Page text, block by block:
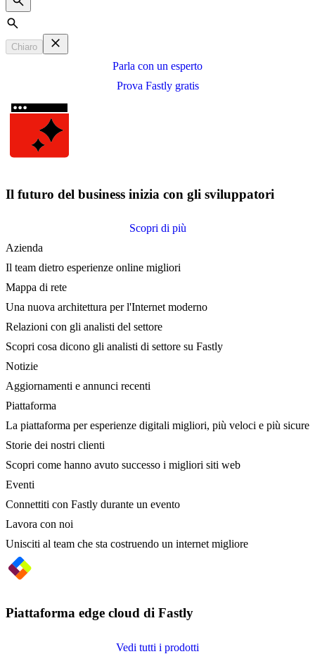
Search
Chiaro
Parla con un esperto
Prova Fastly gratis
Il futuro del business inizia con gli sviluppatori
Scopri di più
Azienda
Il team dietro esperienze online migliori
Mappa di rete
Una nuova architettura per l'Internet moderno
Relazioni con gli analisti del settore
Scopri cosa dicono gli analisti di settore su Fastly
Notizie
Aggiornamenti e annunci recenti
Piattaforma
La piattaforma per esperienze digitali migliori, più veloci e più sicure
Storie dei nostri clienti
Scopri come hanno avuto successo i migliori siti web
Eventi
Connettiti con Fastly durante un evento
Lavora con noi
Unisciti al team che sta costruendo un internet migliore
Piattaforma edge cloud di Fastly
Vedi tutti i prodotti